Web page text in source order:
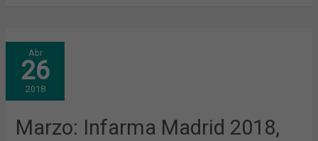
Abr
26
2018
Marzo: Infarma Madrid 2018,
MARZO:
INFARMA
MADRID
2018,
GUÍA
DE
SALUD
Y
PLENUFAR
6,